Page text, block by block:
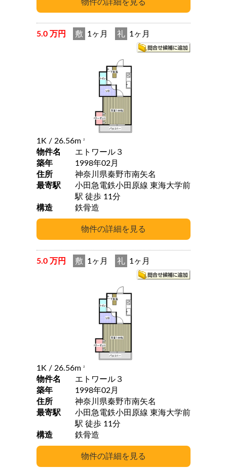
5.0 万円 敷 1ヶ月 礼 1ヶ月
1K / 26.56m 2
物件名
エトワール３
築年
1998年02月
住所
神奈川県秦野市南矢名
最寄駅
小田急電鉄小田原線 東海大学前
駅 徒歩 11分
構造
鉄骨造
5.0 万円 敷 1ヶ月 礼 1ヶ月
1K / 26.56m 2
物件名
エトワール３
築年
1998年02月
住所
神奈川県秦野市南矢名
最寄駅
小田急電鉄小田原線 東海大学前
駅 徒歩 11分
構造
鉄骨造